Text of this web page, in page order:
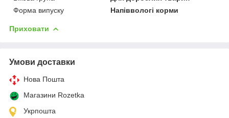
Форма випуску
Напіввологі корми
Приховати
Умови доставки
Нова Пошта
Магазини Rozetka
Укрпошта